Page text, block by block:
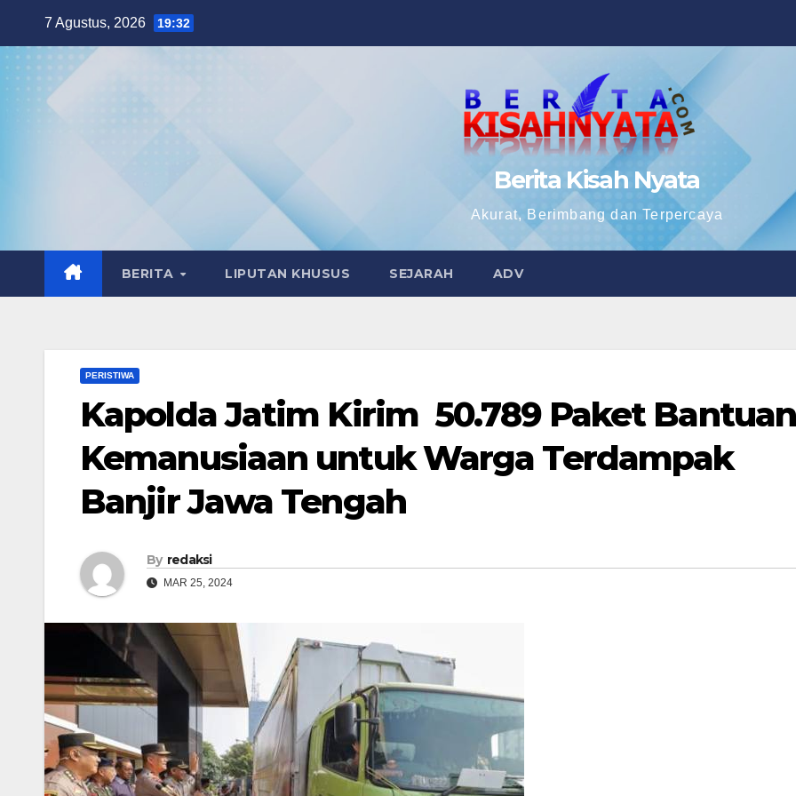
content
7 Agustus, 2026 19:32
Berita Kisah Nyata
Akurat, Berimbang dan Terpercaya
BERITA LIPUTAN KHUSUS SEJARAH ADV
PERISTIWA
Kapolda Jatim Kirim 50.789 Paket Bantuan
Kemanusiaan untuk Warga Terdampak
Banjir Jawa Tengah
By redaksi
MAR 25, 2024